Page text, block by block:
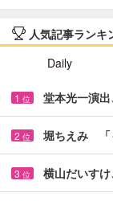
人気記事ランキ
Daily
1 位 堂本光一演
2 位 堀ちえみ 「
3 位 横山だいす